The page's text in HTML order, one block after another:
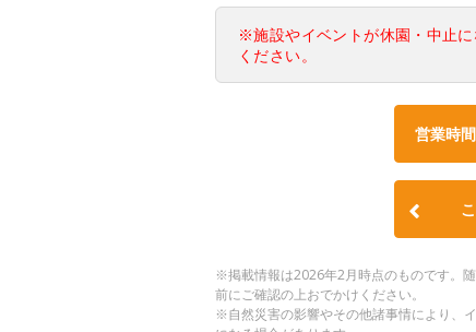
※施設やイベントが休園・中止
ください。
営業時
※掲載情報は2026年2月時点のものです。
前にご確認の上おでかけください。
※自然災害の影響やその他諸事情により、